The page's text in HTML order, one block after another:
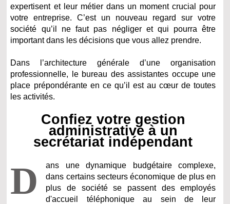
expertisent et leur métier dans un moment crucial pour
votre entreprise. C’est un nouveau regard sur votre
société qu’il ne faut pas négliger et qui pourra être
important dans les décisions que vous allez prendre.
Dans l’architecture générale d’une organisation
professionnelle, le bureau des assistantes occupe une
place prépondérante en ce qu’il est au cœur de toutes
les activités.
Confiez votre gestion
administrative à un
secrétariat indépendant
D
ans une dynamique budgétaire complexe,
dans certains secteurs économique de plus en
plus de société se passent des employés
d'accueil téléphonique au sein de leur